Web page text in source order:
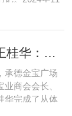
委副书记，
海杰，男，
任北京
承德金宝广场
商会会长、
华完成了从体
者，到地产